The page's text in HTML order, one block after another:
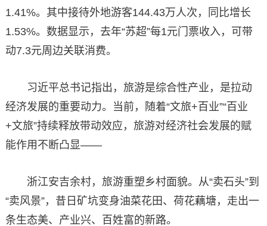
1.41%。其中接待外地游客144.43万人次，同比增长
1.53%。数据显示，去年“苏超”每1元门票收入，可带
动7.3元周边关联消费。
习近平总书记指出，旅游是综合性产业，是拉动
经济发展的重要动力。当前，随着“文旅+百业”“百业
+文旅”持续释放带动效应，旅游对经济社会发展的赋
能作用不断凸显——
浙江安吉余村，旅游重塑乡村面貌。从“卖石头”到
“卖风景”，昔日矿坑变身油菜花田、荷花藕塘，走出一
条生态美、产业兴、百姓富的新路。